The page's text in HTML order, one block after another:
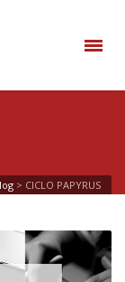
> CICLO PAPYRUS